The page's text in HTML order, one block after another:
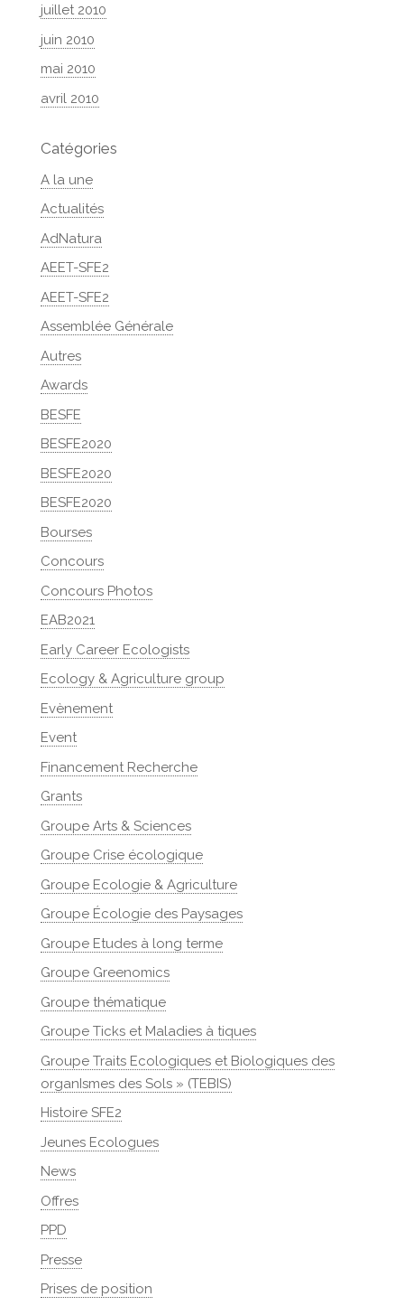
juillet 2010
juin 2010
mai 2010
avril 2010
Catégories
A la une
Actualités
AdNatura
AEET-SFE2
AEET-SFE2
Assemblée Générale
Autres
Awards
BESFE
BESFE2020
BESFE2020
BESFE2020
Bourses
Concours
Concours Photos
EAB2021
Early Career Ecologists
Ecology & Agriculture group
Evènement
Event
Financement Recherche
Grants
Groupe Arts & Sciences
Groupe Crise écologique
Groupe Ecologie & Agriculture
Groupe Écologie des Paysages
Groupe Etudes à long terme
Groupe Greenomics
Groupe thématique
Groupe Ticks et Maladies à tiques
Groupe Traits Ecologiques et Biologiques des
organIsmes des Sols » (TEBIS)
Histoire SFE2
Jeunes Ecologues
News
Offres
PPD
Presse
Prises de position